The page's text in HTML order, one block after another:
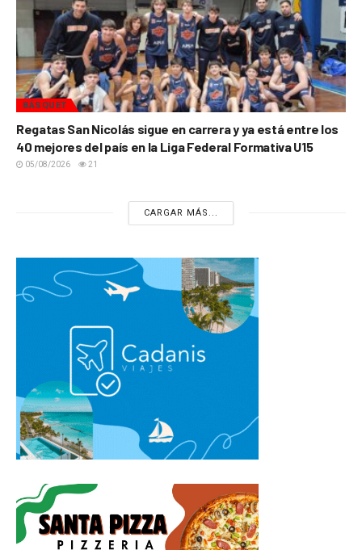
BÁSQUET
Regatas San Nicolás sigue en carrera y ya está entre los
40 mejores del país en la Liga Federal Formativa U15
05/08/2026 21
CARGAR MÁS...